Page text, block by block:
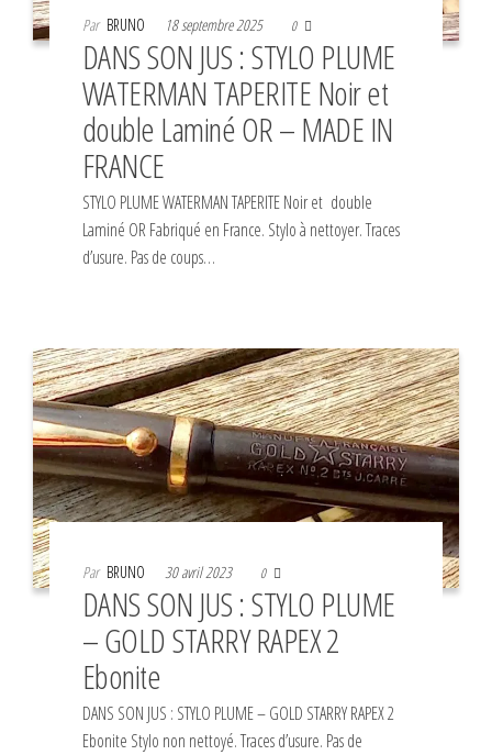
Par BRUNO 18 septembre 2025 0
DANS SON JUS : STYLO PLUME
WATERMAN TAPERITE Noir et
double Laminé OR – MADE IN
FRANCE
STYLO PLUME WATERMAN TAPERITE Noir et double
Laminé OR Fabriqué en France. Stylo à nettoyer. Traces
d’usure. Pas de coups…
Par BRUNO 30 avril 2023 0
DANS SON JUS : STYLO PLUME
– GOLD STARRY RAPEX 2
Ebonite
DANS SON JUS : STYLO PLUME – GOLD STARRY RAPEX 2
Ebonite Stylo non nettoyé. Traces d’usure. Pas de